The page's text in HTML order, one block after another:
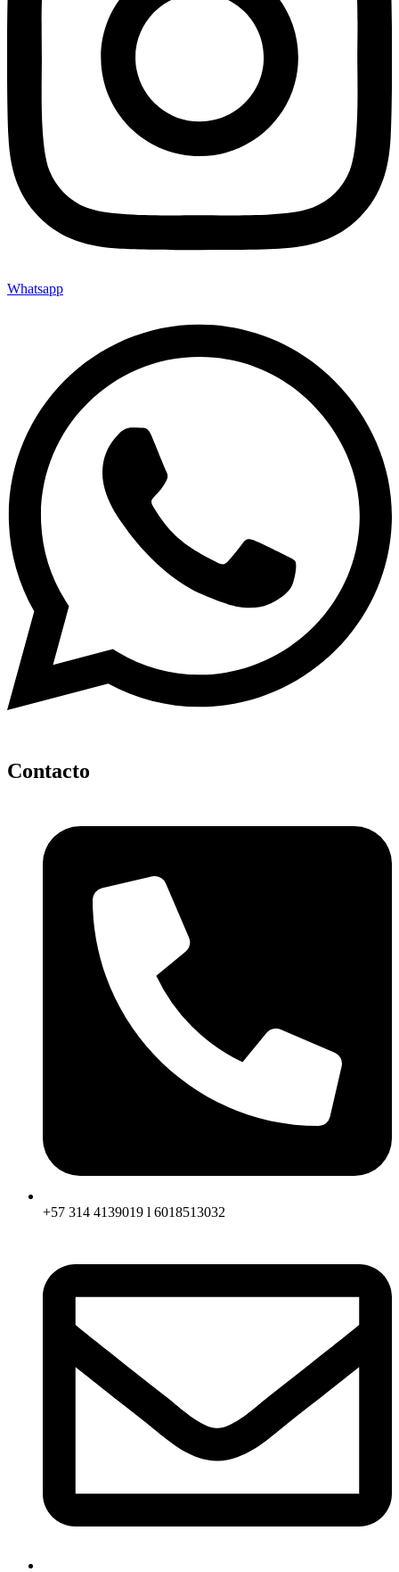
Whatsapp
Contacto
+57 314 4139019 l 6018513032